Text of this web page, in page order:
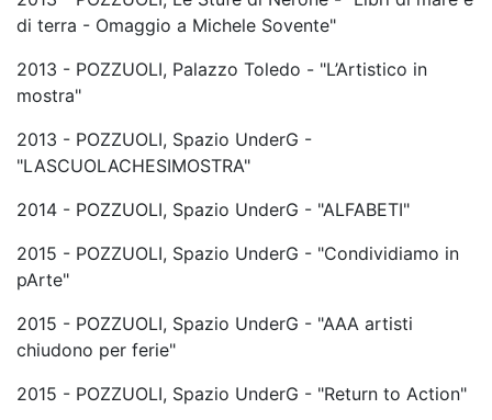
di terra - Omaggio a Michele Sovente"
2013 - POZZUOLI, Palazzo Toledo - "L’Artistico in
mostra"
2013 - POZZUOLI, Spazio UnderG -
"LASCUOLACHESIMOSTRA"
2014 - POZZUOLI, Spazio UnderG - "ALFABETI"
2015 - POZZUOLI, Spazio UnderG - "Condividiamo in
pArte"
2015 - POZZUOLI, Spazio UnderG - "AAA artisti
chiudono per ferie"
2015 - POZZUOLI, Spazio UnderG - "Return to Action"